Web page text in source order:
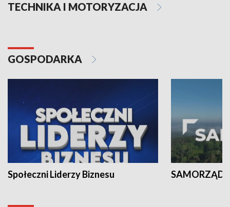
TECHNIKA I MOTORYZACJA
GOSPODARKA
Społeczni Liderzy Biznesu SAMORZĄD